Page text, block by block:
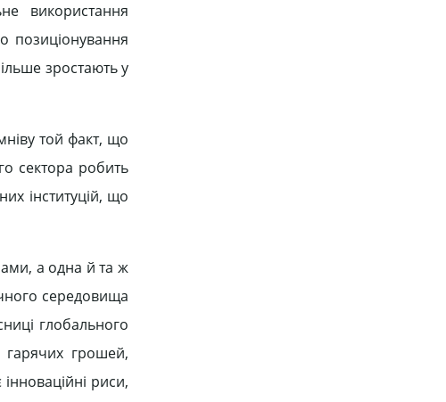
використання
позиціонування
зростають у
той факт, що
сектора робить
інституцій, що
а одна й та ж
середовища
глобального
гарячих грошей,
риси,